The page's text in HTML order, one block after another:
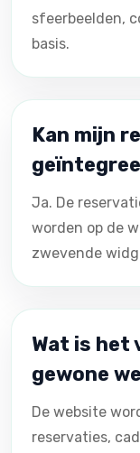
sfeerbeelden,
basis.
Kan mijn
Ja. De
worden op de
zwevende
Wat is het
gewone
De website
reservaties,